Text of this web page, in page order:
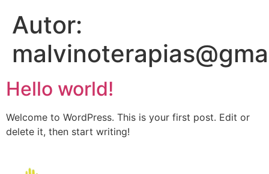
Autor:
Hello world!
Welcome to WordPress. This is your first post. Edit or
delete it, then start writing!